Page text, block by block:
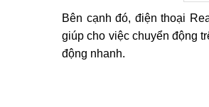
Bên cạnh đó, điện thoại
giúp cho việc chuyển động
động nhanh.